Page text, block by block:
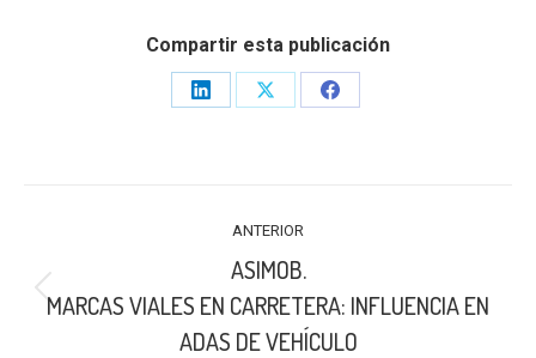
Compartir esta publicación
Share
Share
Share
PUBLICACIONES
ANTERIOR
Publicación
anterior:
ASIMOB.
MARCAS VIALES EN CARRETERA: INFLUENCIA EN
ADAS DE VEHÍCULO